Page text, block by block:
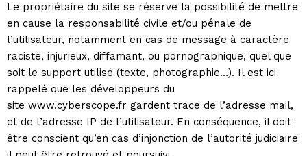
Le propriétaire du site se réserve la possibilité de mettre
en cause la responsabilité civile et/ou pénale de
l’utilisateur, notamment en cas de message à caractère
raciste, injurieux, diffamant, ou pornographique, quel que
soit le support utilisé (texte, photographie…). Il est ici
rappelé que les développeurs du
site www.cyberscope.fr gardent trace de l’adresse mail,
et de l’adresse IP de l’utilisateur. En conséquence, il doit
être conscient qu’en cas d’injonction de l’autorité judiciaire